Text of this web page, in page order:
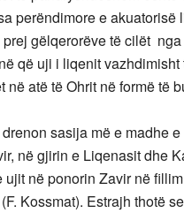
perëndimore e
gëlqerorëve të cilët
që uji i liqenit
në atë të Ohrit në formë të
sasija më e madhe
në gjirin e Liqenasit dhe
ujit në ponorin Zavir në
Kossmat). Estrajh thotë